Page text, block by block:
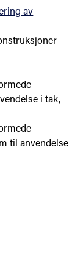
av
i tak,
til anvendelse